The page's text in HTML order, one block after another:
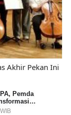
Akhir Pekan Ini
Pemda
dari Sumber